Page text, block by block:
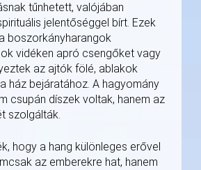
tűnhetett, valójában
jelentőséggel bírt. Ezek
boszorkányharangok
vidéken apró csengőket vagy
az ajtók fölé, ablakok
ház bejáratához. A hagyomány
csupán díszek voltak, hanem az
szolgálták.
hogy a hang különleges erővel
az emberekre hat, hanem